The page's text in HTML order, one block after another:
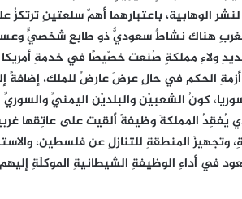
الوهابية، باعتبارِهما أهمّ سلعتينِ ترتكزُ
الغربِ هناك نشاطٌ سعوديٌّ ذو طابعٍ شخصيٍّ
ولاءِ مملكةٍ صُنعت خصّيصًا في خدمةِ أمريكا
الحكمِ في حالِ عرضَ عارضٌ للملك، إضافةً
كونُ الشعبيْن والبلديْن اليمنيِّ والسوريِّ
يُفقِدُ المملكةَ وظيفةً أُلقيت على عاتِقها
وتجهيزَ المنطقةِ للتنازلِ عن فلسطين،
في أداءِ الوظيفةِ الشيطانيةِ الموكلَةِ